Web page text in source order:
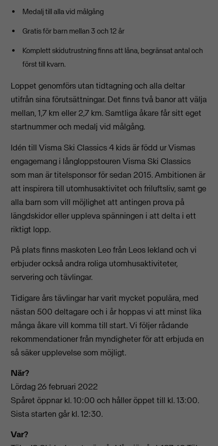
Medalj till alla vid målgång
Gratis för barn mellan 3 och 12 år
Komplett skidutrustning finns att låna, begränsat antal och
först till kvarn.
Loppet genomförs utan tidtagning och alla deltar
utifrån sina förutsättningar. Det finns två banor att välja
mellan, 1,7 km eller 2,7 km. Samtliga åkare får sitt eget
startnummer och medalj vid målgång.
Idén till Visma Ski Classics 4 kids är född ur Vismas
engagemang i långloppstouren Visma Ski Classics
som man är titelsponsor för sedan 2015. Ambitionen är
att inspirera till utomhusaktivitet och friluftsliv, samt ge
alla barn som vill möjlighet att antingen prova på
längdskidor eller uppleva spänningen i att delta i ett
riktigt lopp.
På plats finns maskoten Leo från Leos lekland och vi
erbjuder också andra roliga utomhusaktiviteter,
servering och tävlingar.
Tidigare års tävlingar har varit mycket populära, med
nästan 500 deltagare och i år hoppas vi att minst lika
många åkare vill komma till start. Vi följer rådande
rekommendationer från myndigheter för att erbjuda en
så säker upplevelse som möjligt.
När?
Lördag 26 februari 2022
Spåret öppnar kl. 10:00 och håller öppet till kl. 13:00.
Sista starten går kl. 12:30.
Var?